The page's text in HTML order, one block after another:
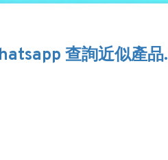
查詢近似產品.